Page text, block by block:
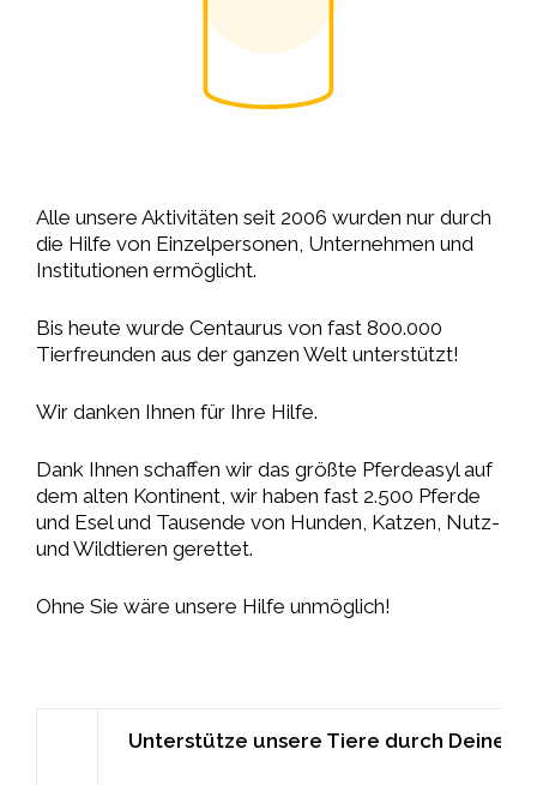
Alle unsere Aktivitäten seit 2006 wurden nur durch
die Hilfe von Einzelpersonen, Unternehmen und
Institutionen ermöglicht.
Bis heute wurde Centaurus von fast 800.000
Tierfreunden aus der ganzen Welt unterstützt!
Wir danken Ihnen für Ihre Hilfe.
Dank Ihnen schaffen wir das größte Pferdeasyl auf
dem alten Kontinent, wir haben fast 2.500 Pferde
und Esel und Tausende von Hunden, Katzen, Nutz-
und Wildtieren gerettet.
Ohne Sie wäre unsere Hilfe unmöglich!
Unterstütze unsere Tiere durch Deine